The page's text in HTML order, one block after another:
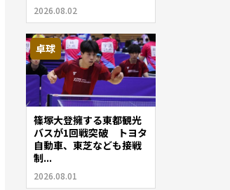
2026.08.02
卓球
篠塚大登擁する東都観光
バスが1回戦突破 トヨタ
自動車、東芝なども接戦
制...
2026.08.01